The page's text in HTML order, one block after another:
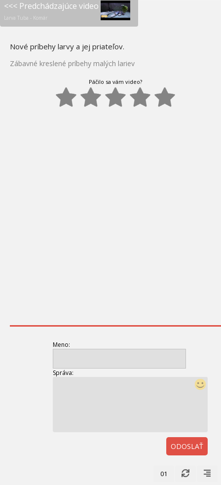
<<< Predchádzajúce video
Larva Tuba - Komár
Nové príbehy larvy a jej priateľov.
Zábavné kreslené príbehy malých lariev
Páčilo sa vám video?
Meno:
Správa:
ODOSLAŤ
01